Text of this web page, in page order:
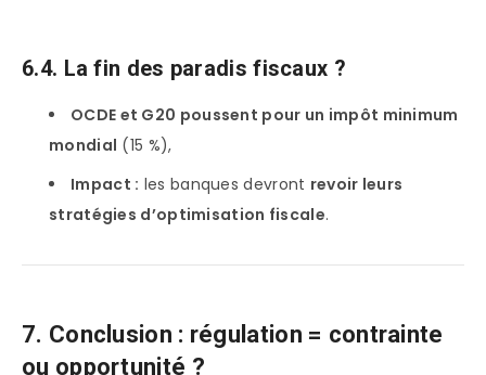
6.4. La fin des paradis fiscaux ?
OCDE et G20 poussent pour un impôt minimum
mondial (15 %),
Impact : les banques devront revoir leurs
stratégies d’optimisation fiscale.
7. Conclusion : régulation = contrainte
ou opportunité ?